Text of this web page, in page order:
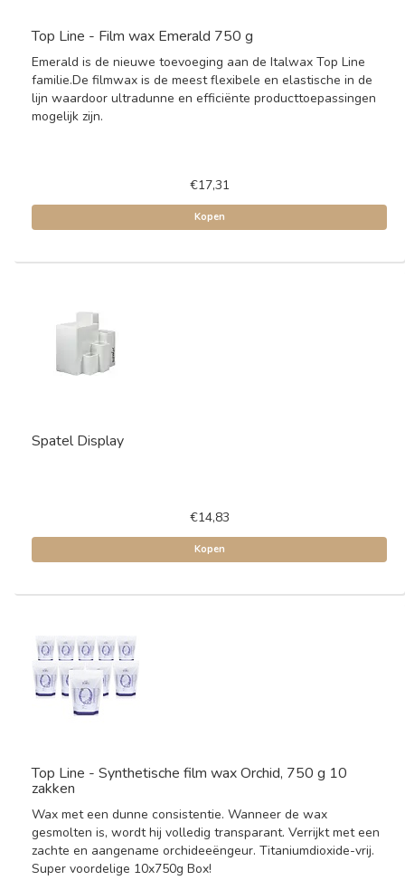
Top Line - Film wax Emerald 750 g
Emerald is de nieuwe toevoeging aan de Italwax Top Line
familie.De filmwax is de meest flexibele en elastische in de
lijn waardoor ultradunne en efficiënte producttoepassingen
mogelijk zijn.
€17,31
Kopen
Spatel Display
€14,83
Kopen
Top Line - Synthetische film wax Orchid, 750 g 10
zakken
Wax met een dunne consistentie. Wanneer de wax
gesmolten is, wordt hij volledig transparant. Verrijkt met een
zachte en aangename orchideeëngeur. Titaniumdioxide-vrij.
Super voordelige 10x750g Box!